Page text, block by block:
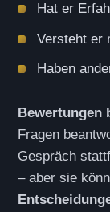
Hat er
Versteht er
Haben
Bewertungen
Fragen
Gespräch
– aber sie